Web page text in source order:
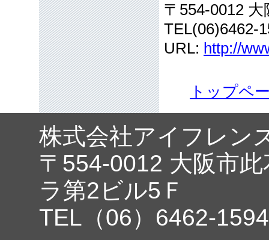
〒554-0012
TEL(06)6462-
URL: http://
トップペ
株式会社アイフレン
〒554-0012 大阪市
ラ第2ビル5Ｆ
TEL（06）6462-